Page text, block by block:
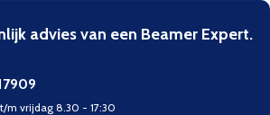
advies van een Beamer Expert.
m vrijdag 8.30 - 17:30